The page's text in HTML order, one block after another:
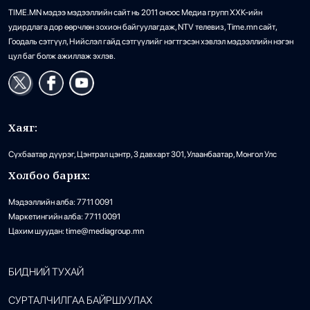
TIME.MN мэдээ мэдээллийн сайт нь 2011 оноос Медиа групп ХХК-ийн
удирдлага дор өөрчлөн зохион байгуулагдаж, NTV телевиз, Time.mn сайт,
Гоодаль сэтгүүл, Нийслэл гайд сэтгүүлийг нэгтгэсэн хэвлэл мэдээллийн нэгэн
цул баг болж ажиллаж эхлэв.
Хаяг:
Сүхбаатар дүүрэг, Цэнтрал цэнтр, 3 давхарт 301, Улаанбаатар, Монгол Улс
Холбоо барих:
Мэдээллийн алба: 7711 0091
Маркетингийн алба: 7711 0091
Цахим шуудан: time@mediagroup.mn
БИДНИЙ ТУХАЙ
СУРТАЛЧИЛГАА БАЙРШУУЛАХ